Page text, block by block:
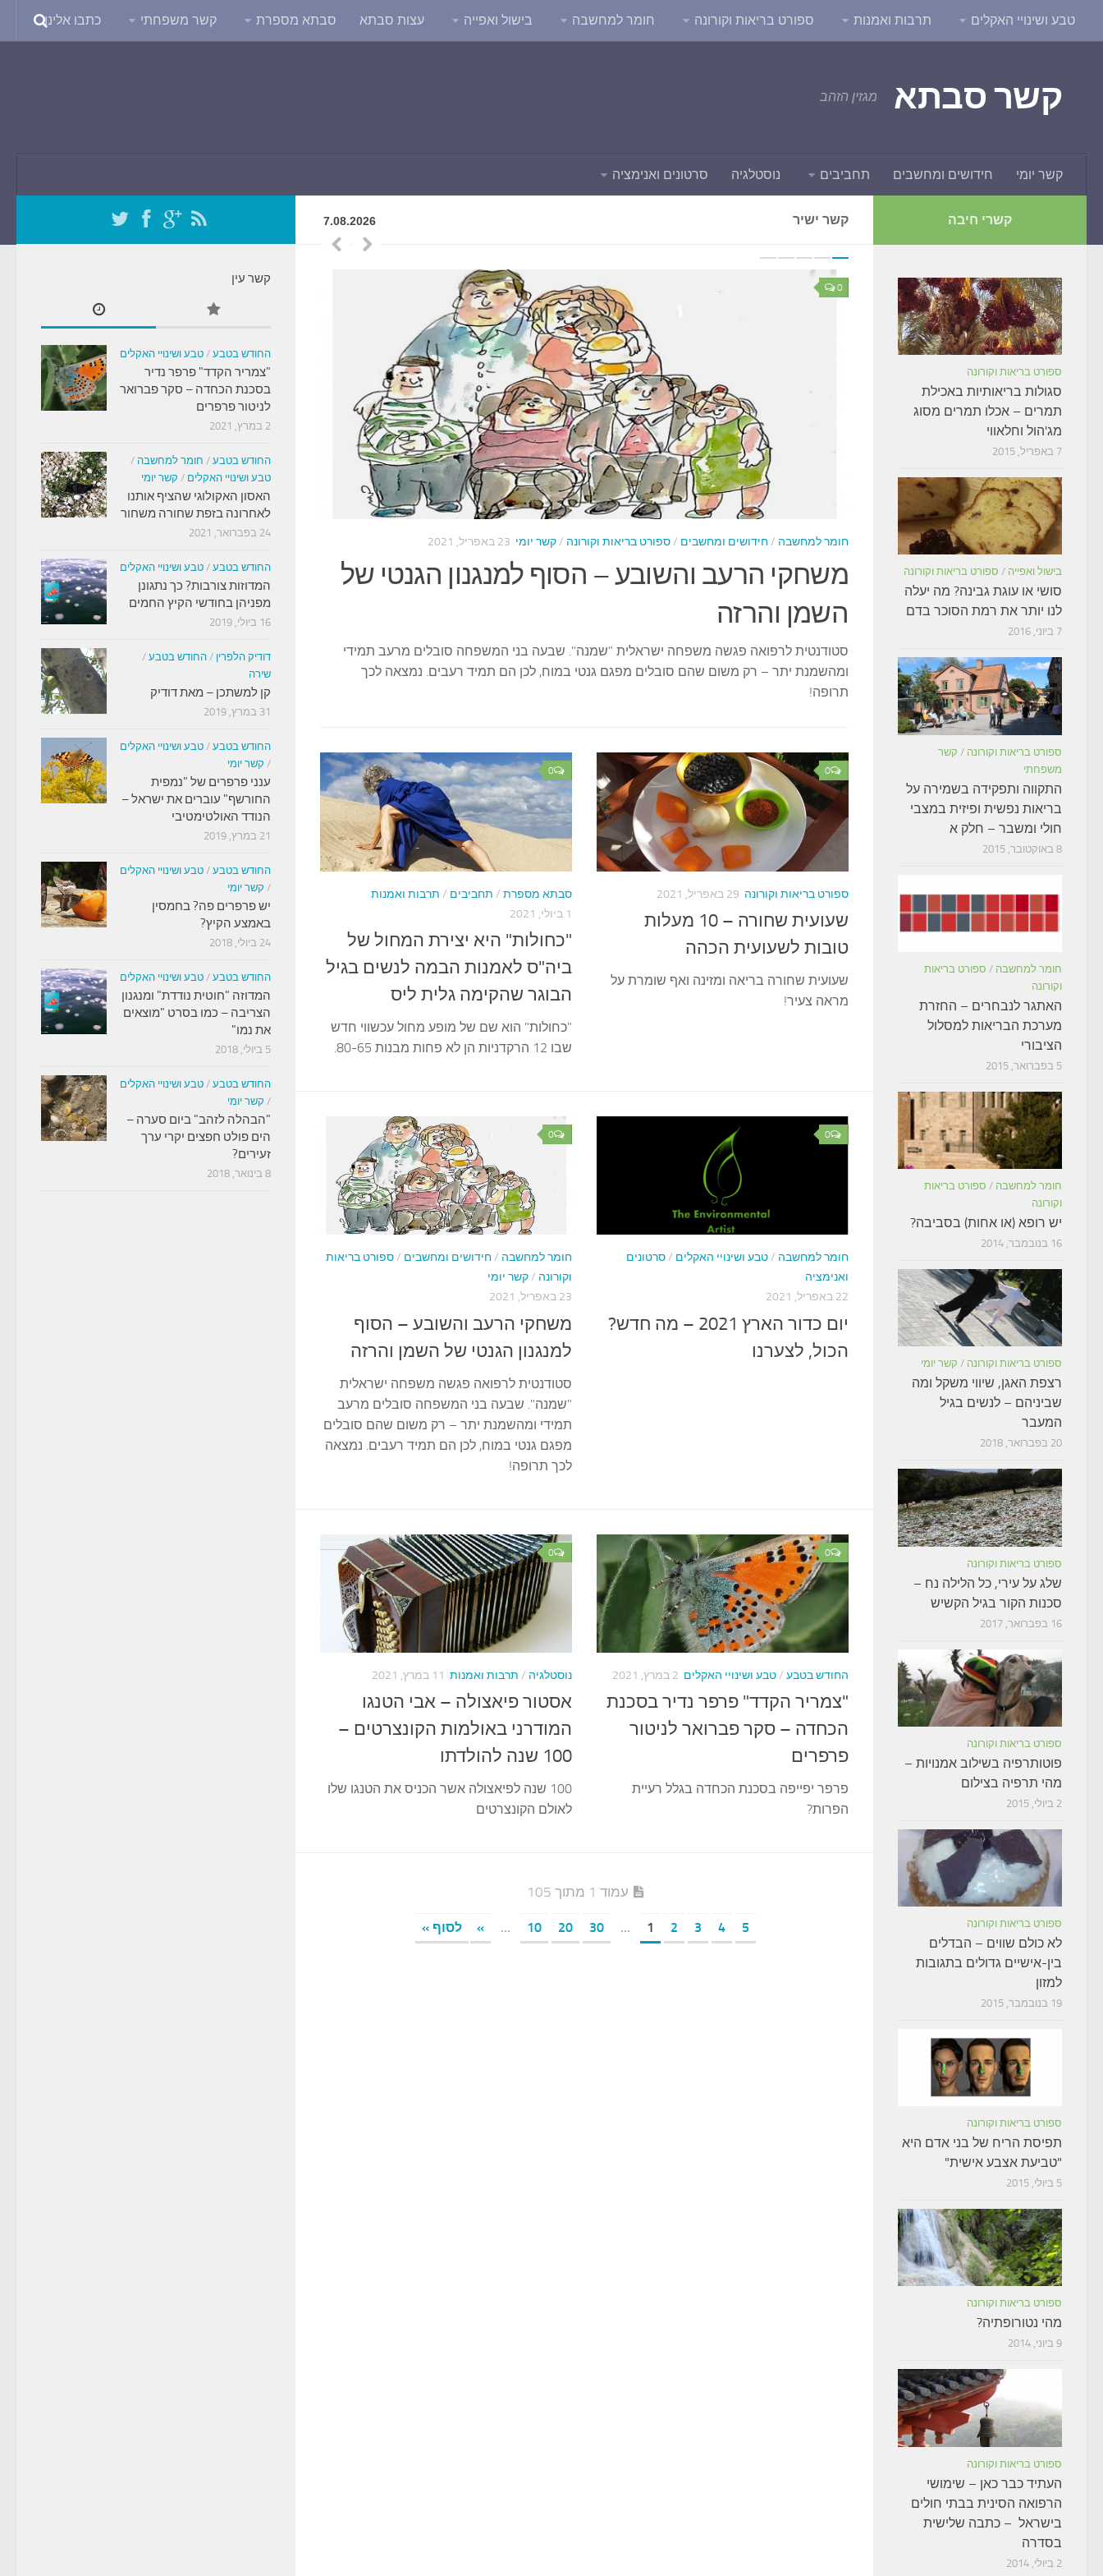
טבע ושינויי האקלים תרבות ואמנות ספורט בריאות וקורונה חומר למחשבה בישול ואפייה עצות סבתא סבתא מספרת קשר משפחתי כתבו אלינו
קשר סבתא מגזין הזהב
קשר יומי חידושים ומחשבים תחביבים נוסטלגיה סרטונים ואנימציה
קשר ישיר 7.08.2026
ימי הקורונה שלי
גן הפסלים המוצל בקיבוץ
האידאלי למתרחקים בימי
גן הפסלים מפסיפס בקיבוץ אילון נבנה וטופח במשך שנים
0
חומר למחשבה /חידושים ומחשבים /ספורט בריאות וקורונה /קשר יומי 23 באפריל, 2021
משחקי הרעב והשובע – הסוף למנגנון הגנטי של
השמן והרזה
סטודנטית לרפואה פגשה משפחה ישראלית "שמנה". שבעה בני המשפחה סובלים מרעב תמידי
ומהשמנת יתר – רק משום שהם סובלים מפגם גנטי במוח, לכן הם תמיד רעבים. נמצאה לכך
תרופה!
לאחרונה בזפת
0
סבתא מספרת / תחביבים / תרבות ואמנות
1 ביולי, 2021
"כחולות" היא יצירת המחול של
ביה"ס לאמנות הבמה לנשים בגיל
הבוגר שהקימה גלית ליס
"כחולות" הוא שם של מופע מחול עכשווי חדש
שבו 12 הרקדניות הן לא פחות מבנות 80-65.
0
ספורט בריאות וקורונה 29 באפריל, 2021
שעועית שחורה – 10 מעלות
טובות לשעועית הכהה
שעועית שחורה בריאה ומזינה ואף שומרת על
מראה צעיר!
0
חומר למחשבה /חידושים ומחשבים /ספורט בריאות
וקורונה /קשר יומי
23 באפריל, 2021
משחקי הרעב והשובע – הסוף
למנגנון הגנטי של השמן והרזה
סטודנטית לרפואה פגשה משפחה ישראלית
"שמנה". שבעה בני המשפחה סובלים מרעב
תמידי ומהשמנת יתר – רק משום שהם סובלים
מפגם גנטי במוח, לכן הם תמיד רעבים. נמצאה
לכך תרופה!
0
חומר למחשבה /טבע ושינויי האקלים /סרטונים
ואנימציה
22 באפריל, 2021
יום כדור הארץ 2021 – מה חדש?
הכול, לצערנו
0
נוסטלגיה / תרבות ואמנות 11 במרץ, 2021
אסטור פיאצולה – אבי הטנגו
המודרני באולמות הקונצרטים –
100 שנה להולדתו
100 שנה לפיאצולה אשר הכניס את הטנגו שלו
לאולם הקונצרטים
0
החודש בטבע /טבע ושינויי האקלים 2 במרץ, 2021
"צמריר הקדד" פרפר נדיר בסכנת
הכחדה – סקר פברואר לניטור
פרפרים
פרפר יפייפה בסכנת הכחדה בגלל רעיית
הפרות?
עמוד 1 מתוך 105
1 2 3 4 5
...
10 20 30
...
» לסוף »
קשר עין
החודש בטבע / טבע ושינויי האקלים
"צמריר הקדד" פרפר נדיר
בסכנת הכחדה – סקר פברואר
לניטור פרפרים
2 במרץ, 2021
החודש בטבע / חומר למחשבה /
טבע ושינויי האקלים / קשר יומי
האסון האקולוגי שהציף אותנו
לאחרונה בזפת שחורה משחור
24 בפברואר, 2021
החודש בטבע / טבע ושינויי האקלים
המדוזות צורבות? כך נתגונן
מפניהן בחודשי הקיץ החמים
16 ביולי, 2019
דודיק הלפרין / החודש בטבע /
שירה
קן למשתכן – מאת דודיק
31 במרץ, 2019
החודש בטבע / טבע ושינויי האקלים
/ קשר יומי
ענני פרפרים של "נמפית
החורשף" עוברים את ישראל –
הנודד האולטימטיבי
21 במרץ, 2019
החודש בטבע / טבע ושינויי האקלים
/ קשר יומי
יש פרפרים פה? בחמסין
באמצע הקיץ?
24 ביולי, 2018
החודש בטבע / טבע ושינויי האקלים
המדוזה "חוטית נודדת" ומנגנון
הצריבה – כמו בסרט "מוצאים
את נמו"
5 ביולי, 2018
החודש בטבע / טבע ושינויי האקלים
/ קשר יומי
"הבהלה לזהב" ביום סערה –
הים פולט חפצים יקרי ערך
זעירים?
8 בינואר, 2018
קשרי חיבה
ספורט בריאות וקורונה
סגולות בריאותיות באכילת
תמרים – אכלו תמרים מסוג
מג'הול וחלאווי
7 באפריל, 2015
בישול ואפייה / ספורט בריאות וקורונה
סושי או עוגת גבינה? מה יעלה
לנו יותר את רמת הסוכר בדם
7 ביוני, 2016
ספורט בריאות וקורונה / קשר
משפחתי
התקווה ותפקידה בשמירה על
בריאות נפשית ופיזית במצבי
חולי ומשבר – חלק א
8 באוקטובר, 2015
חומר למחשבה / ספורט בריאות
וקורונה
האתגר לנבחרים – החזרת
מערכת הבריאות למסלול
הציבורי
5 בפברואר, 2015
חומר למחשבה / ספורט בריאות
וקורונה
יש רופא (או אחות) בסביבה?
16 בנובמבר, 2014
ספורט בריאות וקורונה / קשר יומי
רצפת האגן, שיווי משקל ומה
שביניהם – לנשים בגיל
המעבר
20 בפברואר, 2018
ספורט בריאות וקורונה
שלג על עירי, כל הלילה נח –
סכנות הקור בגיל הקשיש
16 בפברואר, 2017
ספורט בריאות וקורונה
פוטותרפיה בשילוב אמנויות –
מהי תרפיה בצילום
2 ביולי, 2015
ספורט בריאות וקורונה
לא כולם שווים – הבדלים
בין-אישיים גדולים בתגובות
למזון
19 בנובמבר, 2015
ספורט בריאות וקורונה
תפיסת הריח של בני אדם היא
"טביעת אצבע אישית"
5 ביולי, 2015
ספורט בריאות וקורונה
מהי נטורופתיה?
9 ביוני, 2014
ספורט בריאות וקורונה
העתיד כבר כאן – שימושי
הרפואה הסינית בבתי חולים
בישראל – כתבה שלישית
בסדרה
2 ביולי, 2014